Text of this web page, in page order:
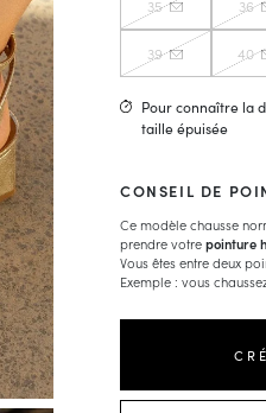
35 36
39 40
Pour connaître la
taille épuisée
CONSEIL DE
Ce modèle chausse
prendre votrepointure
Vous êtes entre deux
Exemple : vous